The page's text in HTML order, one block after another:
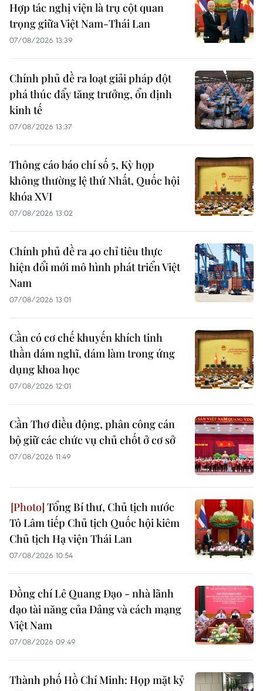
Hợp tác nghị viện là trụ cột quan
trọng giữa Việt Nam-Thái Lan
07/08/2026 13:39
Chính phủ đề ra loạt giải pháp đột
phá thúc đẩy tăng trưởng, ổn định
kinh tế
07/08/2026 13:37
Thông cáo báo chí số 5, Kỳ họp
không thường lệ thứ Nhất, Quốc hội
khóa XVI
07/08/2026 13:02
Chính phủ đề ra 40 chỉ tiêu thực
hiện đổi mới mô hình phát triển Việt
Nam
07/08/2026 13:01
Cần có cơ chế khuyến khích tinh
thần dám nghĩ, dám làm trong ứng
dụng khoa học
07/08/2026 12:01
Cần Thơ điều động, phân công cán
bộ giữ các chức vụ chủ chốt ở cơ sở
07/08/2026 11:49
Tổng Bí thư, Chủ tịch nước
Tô Lâm tiếp Chủ tịch Quốc hội kiêm
Chủ tịch Hạ viện Thái Lan
07/08/2026 10:54
Đồng chí Lê Quang Đạo - nhà lãnh
đạo tài năng của Đảng và cách mạng
Việt Nam
07/08/2026 09:49
Thành phố Hồ Chí Minh: Họp mặt kỷ